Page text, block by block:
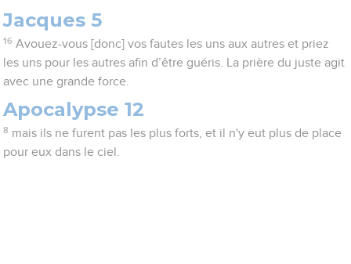
Jacques 5
16 Avouez-vous [donc] vos fautes les uns aux autres et priez
les uns pour les autres afin d’être guéris. La prière du juste agit
avec une grande force.
Apocalypse 12
8 mais ils ne furent pas les plus forts, et il n'y eut plus de place
pour eux dans le ciel.